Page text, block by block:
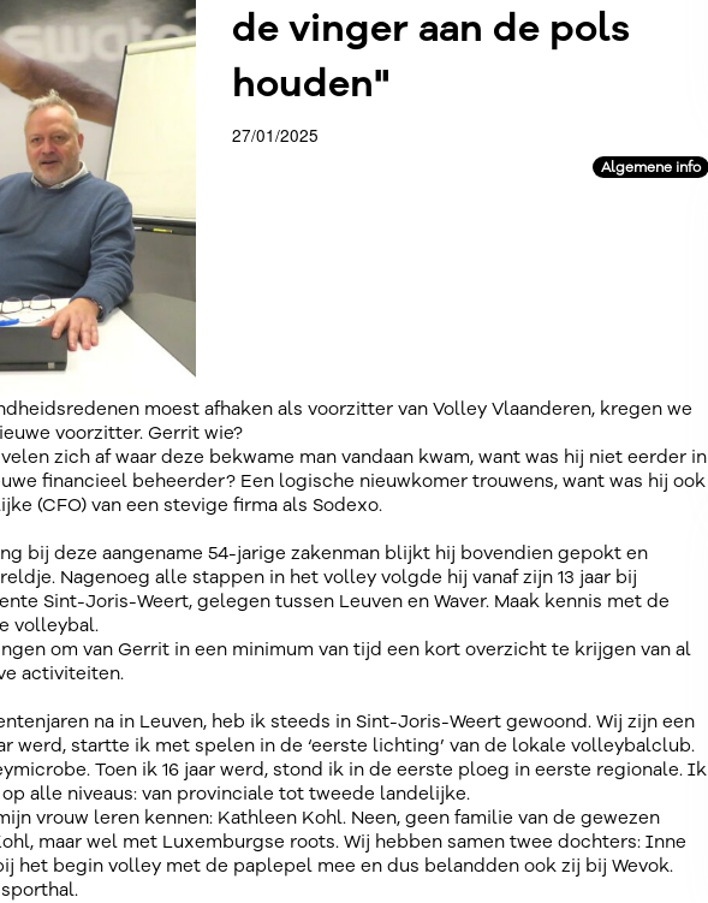
de vinger aan de pols
houden"
27/01/2025
Algemene info
moest afhaken als voorzitter van Volley Vlaanderen, kregen we
voorzitter. Gerrit wie?
zich af waar deze bekwame man vandaan kwam, want was hij niet eerder in
financieel beheerder? Een logische nieuwkomer trouwens, want was hij ook
(CFO) van een stevige firma als Sodexo.
bij deze aangename 54-jarige zakenman blijkt hij bovendien gepokt en
Nagenoeg alle stappen in het volley volgde hij vanaf zijn 13 jaar bij
Sint-Joris-Weert, gelegen tussen Leuven en Waver. Maak kennis met de
volleybal.
om van Gerrit in een minimum van tijd een kort overzicht te krijgen van al
activiteiten.
na in Leuven, heb ik steeds in Sint-Joris-Weert gewoond. Wij zijn een
werd, startte ik met spelen in de ‘eerste lichting’ van de lokale volleybalclub.
Toen ik 16 jaar werd, stond ik in de eerste ploeg in eerste regionale. Ik
alle niveaus: van provinciale tot tweede landelijke.
vrouw leren kennen: Kathleen Kohl. Neen, geen familie van de gewezen
maar wel met Luxemburgse roots. Wij hebben samen twee dochters: Inne
het begin volley met de paplepel mee en dus belandden ook zij bij Wevok.